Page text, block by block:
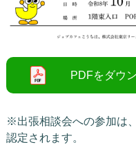
※出張相談会への参加は、
認定されます。